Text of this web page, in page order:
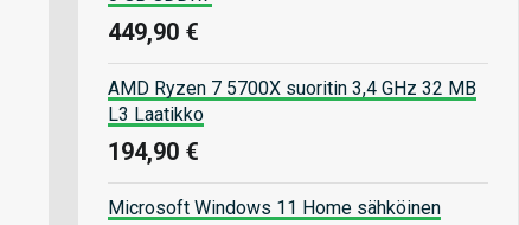
449,90 €
AMD Ryzen 7 5700X suoritin 3,4 GHz 32 MB
L3 Laatikko
194,90 €
Microsoft Windows 11 Home sähköinen